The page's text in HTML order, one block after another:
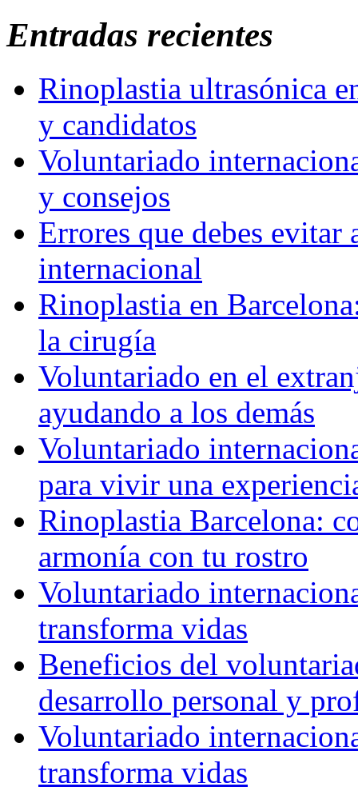
Entradas recientes
Rinoplastia ultrasónica
y candidatos
Voluntariado
y consejos
Errores que debes
internacional
Rinoplastia en
la cirugía
Voluntariado en el
ayudando a los demás
Voluntariado
para vivir una
Rinoplastia Barcelona:
armonía con tu rostro
Voluntariado
transforma vidas
Beneficios del
desarrollo personal y
Voluntariado
transforma vidas